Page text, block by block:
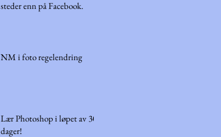
steder enn på Facebook.
NM i foto regelendring
Lær Photoshop i løpet av 30
dager!